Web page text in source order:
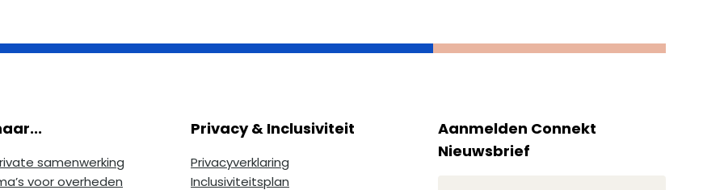
samenwerking
voor overheden
Privacy & Inclusiviteit
Privacyverklaring
Inclusiviteitsplan
Aanmelden Connekt
Nieuwsbrief